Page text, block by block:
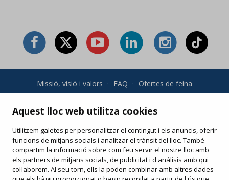
Aquest lloc web utilitza cookies
Utilitzem galetes per personalitzar el contingut i els anuncis, oferir
funcions de mitjans socials i analitzar el trànsit del lloc. També
compartim la informació sobre com feu servir el nostre lloc amb
els partners de mitjans socials, de publicitat i d'anàlisis amb qui
col·laborem. Al seu torn, ells la poden combinar amb altres dades
Missió, visió i valors · FAQ · Ofertes de feina
compra · Política de cookies
Les teves compres online
Modifica o torna a imprimir el teu e-ticket